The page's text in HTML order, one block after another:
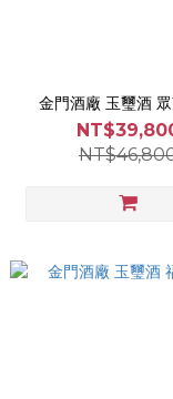
金門酒廠 玉璽酒